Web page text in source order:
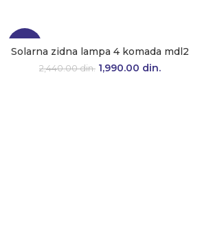
-18%
Solarna zidna lampa 4 komada mdl2
2,440.00din.
Originalna cena je
1,990.00 din.